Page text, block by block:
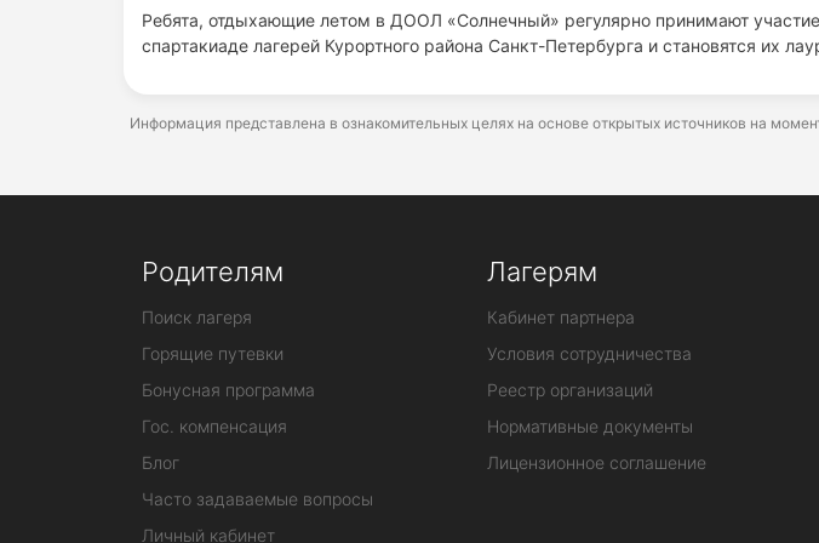
Ребята, отдыхающие летом в ДООЛ «Солнечный» регулярно принимают участие
спартакиаде лагерей Курортного района Санкт-Петербурга и становятся их
Информация представлена в ознакомительных целях на основе открытых источников на
Родителям
Поиск лагеря
Горящие путевки
Бонусная программа
Гос. компенсация
Блог
Часто задаваемые вопросы
Личный кабинет
Лагерям
Кабинет партнера
Условия сотрудничества
Реестр организаций
Нормативные документы
Лицензионное соглашение